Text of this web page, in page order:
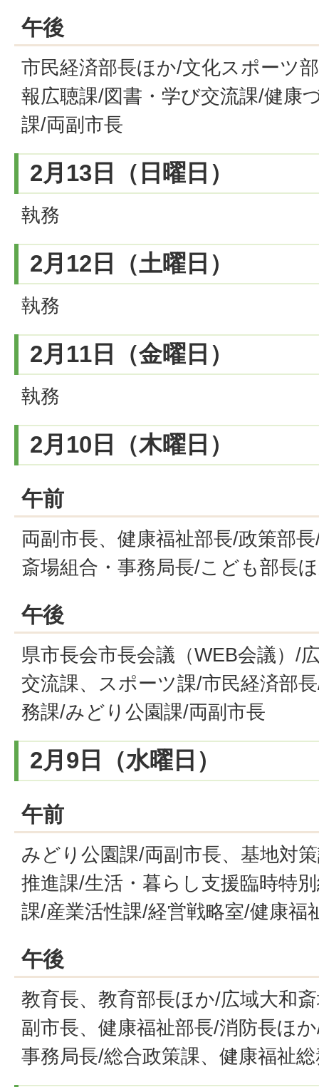
午後
市民経済部長ほか/文化スポーツ
報広聴課/図書・学び交流課/健康
課/両副市長
2月13日（日曜日）
執務
2月12日（土曜日）
執務
2月11日（金曜日）
執務
2月10日（木曜日）
午前
両副市長、健康福祉部長/政策部
斎場組合・事務局長/こども部長
午後
県市長会市長会議（WEB会議）/
交流課、スポーツ課/市民経済部
務課/みどり公園課/両副市長
2月9日（水曜日）
午前
みどり公園課/両副市長、基地対
推進課/生活・暮らし支援臨時特
課/産業活性課/経営戦略室/健康福
午後
教育長、教育部長ほか/広域大和
副市長、健康福祉部長/消防長ほ
事務局長/総合政策課、健康福祉